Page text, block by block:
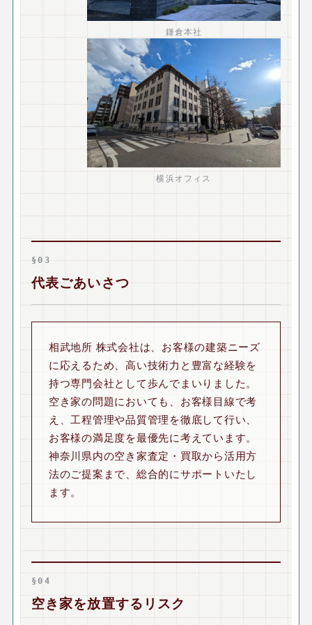
鎌倉本社
横浜オフィス
§03
代表ごあいさつ
相武地所 株式会社は、お客様の建築ニーズ
に応えるため、高い技術力と豊富な経験を
持つ専門会社として歩んでまいりました。
空き家の問題においても、お客様目線で考
え、工程管理や品質管理を徹底して行い、
お客様の満足度を最優先に考えています。
神奈川県内の空き家査定・買取から活用方
法のご提案まで、総合的にサポートいたし
ます。
§04
空き家を放置するリスク